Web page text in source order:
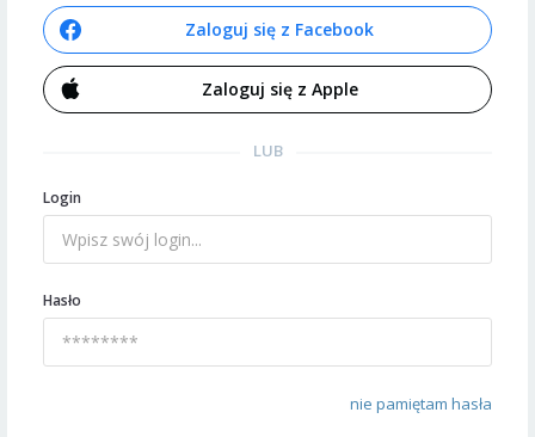
Zaloguj się z Facebook
Zaloguj się z Apple
LUB
Login
Hasło
nie pamiętam hasła